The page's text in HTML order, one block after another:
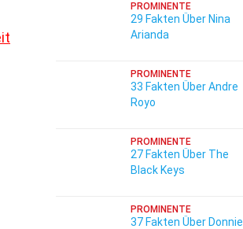
PROMINENTE
29 Fakten Über Nina
Arianda
PROMINENTE
33 Fakten Über Andre
Royo
PROMINENTE
27 Fakten Über The
Black Keys
PROMINENTE
37 Fakten Über Donnie